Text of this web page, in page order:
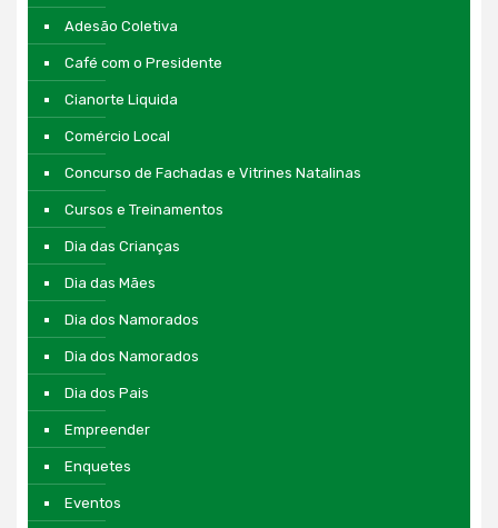
Adesão Coletiva
Café com o Presidente
Cianorte Liquida
Comércio Local
Concurso de Fachadas e Vitrines Natalinas
Cursos e Treinamentos
Dia das Crianças
Dia das Mães
Dia dos Namorados
Dia dos Namorados
Dia dos Pais
Empreender
Enquetes
Eventos